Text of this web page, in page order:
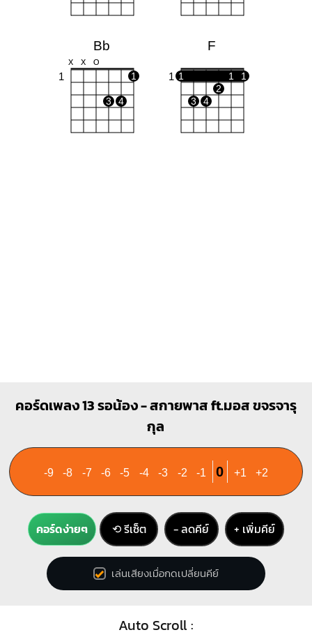
Bb
X X O
1 1
3 4
F
1 1 1
1
2
3
4
คอร์ดเพลง 13 รอน้อง - สกายพาส ft.มอส ขจรจารุ
กุล
-9 -8 -7 -6 -5 -4 -3 -2 -1 0 +1 +2
คอร์ดง่ายๆ ⟲ รีเซ็ต − ลดคีย์ + เพิ่มคีย์
เล่นเสียงเมื่อกดเปลี่ยนคีย์
Auto Scroll :